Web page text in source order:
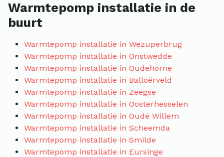
Warmtepomp installatie in de
buurt
Warmtepomp installatie in Wezuperbrug
Warmtepomp installatie in Onstwedde
Warmtepomp installatie in Oudehorne
Warmtepomp installatie in Balloërveld
Warmtepomp installatie in Zeegse
Warmtepomp installatie in Oosterhesselen
Warmtepomp installatie in Oude Willem
Warmtepomp installatie in Scheemda
Warmtepomp installatie in Smilde
Warmtepomp installatie in Eursinge